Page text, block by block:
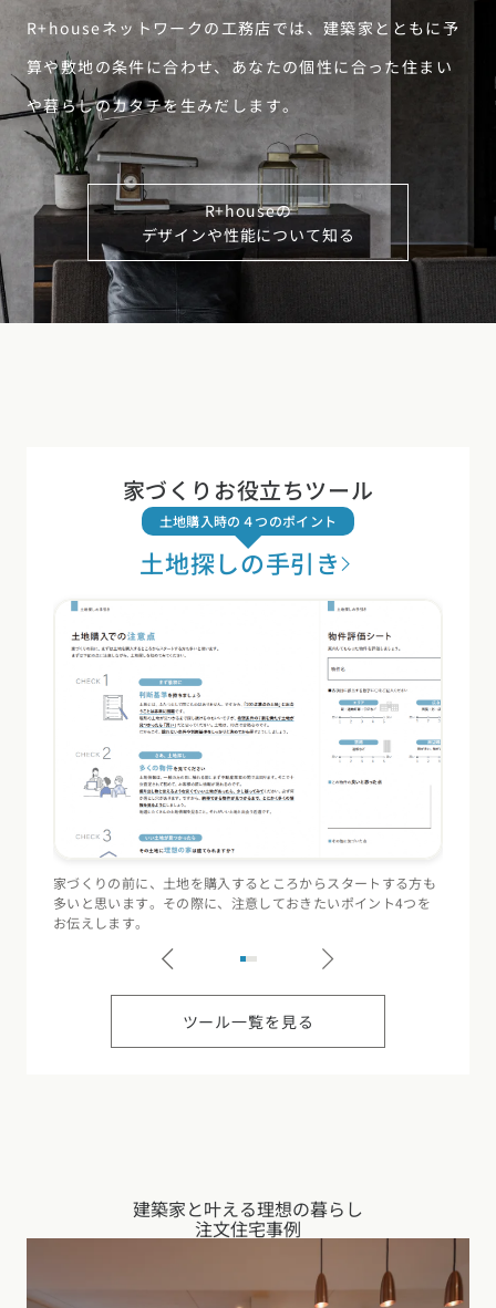
R+houseネットワークの工務店では、建築家とともに予
算や敷地の条件に合わせ、あなたの個性に合った住まい
や暮らしのカタチを生みだします。
R+houseの
デザインや性能について知る
家づくりお役立ちツール
土地購入時の４つのポイント
土地探しの手引き
家づくりの前に、土地を購入するところからスタートする方も
多いと思います。その際に、注意しておきたいポイント4つを
お伝えします。
ツール一覧を見る
建築家と叶える理想の暮らし
注文住宅事例